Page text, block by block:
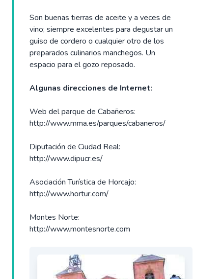
Son buenas tierras de aceite y a veces de
vino; siempre excelentes para degustar un
guiso de cordero o cualquier otro de los
preparados culinarios manchegos. Un
espacio para el gozo reposado.
Algunas direcciones de Internet:
Web del parque de Cabañeros:
http://www.mma.es/parques/cabaneros/
Diputación de Ciudad Real:
http://www.dipucr.es/
Asociación Turística de Horcajo:
http://www.hortur.com/
Montes Norte:
http://www.montesnorte.com